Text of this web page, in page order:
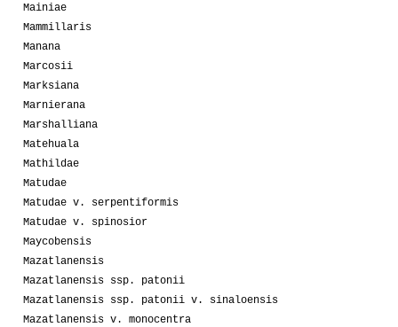
Mainiae
Mammillaris
Manana
Marcosii
Marksiana
Marnierana
Marshalliana
Matehuala
Mathildae
Matudae
Matudae v. serpentiformis
Matudae v. spinosior
Maycobensis
Mazatlanensis
Mazatlanensis ssp. patonii
Mazatlanensis ssp. patonii v. sinaloensis
Mazatlanensis v. monocentra